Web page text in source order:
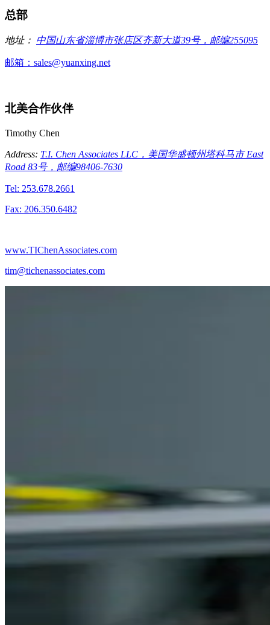
总部
地址： 中国山东省淄博市张店区齐新大道39号，邮编255095
邮箱：sales@yuanxing.net
北美合作伙伴
Timothy Chen
Address: T.I. Chen Associates LLC，美国华盛顿州塔科马市 East
Road 83号，邮编98406-7630
Tel: 253.678.2661
Fax: 206.350.6482
www.TIChenAssociates.com
tim@tichenassociates.com